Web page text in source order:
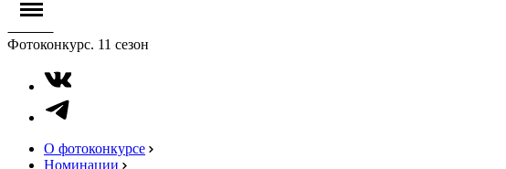
Фотоконкурс. 11 сезон
О фотоконкурсе
Номинации